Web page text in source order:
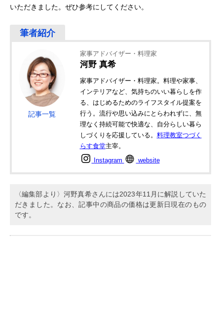
いただきました。ぜひ参考にしてください。
記事一覧
家事アドバイザー・料理家
河野 真希
家事アドバイザー・料理家。料理や家事、
インテリアなど、気持ちのいい暮らしを作
る、はじめるためのライフスタイル提案を
行う。流行や思い込みにとらわれずに、無
理なく持続可能で快適な、自分らしい暮ら
しづくりを応援している。 料理教室つづく
らす食堂主宰。
Instagram website
〈編集部より〉河野真希さんには2023年11月に解説していた
だきました。なお、記事中の商品の価格は更新日現在のもの
です。